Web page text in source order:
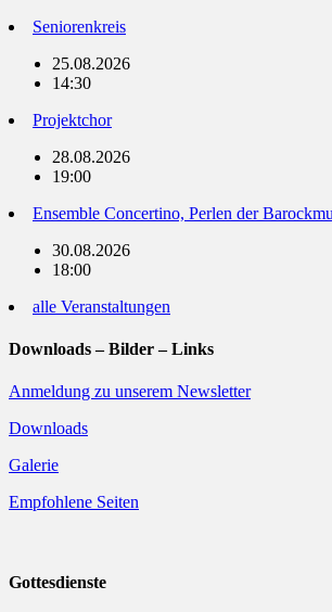
Seniorenkreis
25.08.2026
14:30
Projektchor
28.08.2026
19:00
Ensemble Concertino, Perlen der
30.08.2026
18:00
alle Veranstaltungen
Downloads – Bilder – Links
Anmeldung zu unserem Newsletter
Downloads
Galerie
Empfohlene Seiten
Gottesdienste